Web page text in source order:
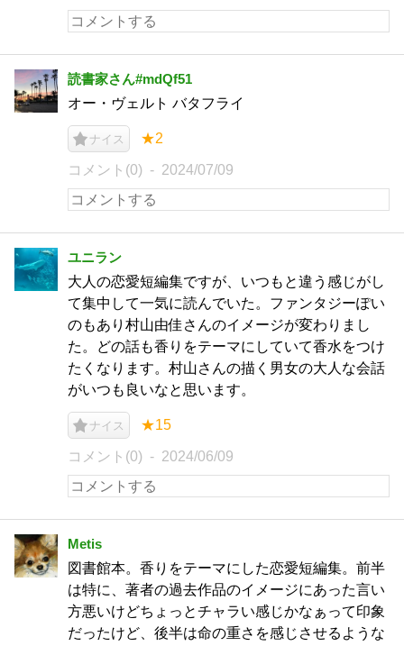
読書家さん#mdQf51
オー・ヴェルト バタフライ
ナイス ★2
コメント(0) 2024/07/09
ユニラン
大人の恋愛短編集ですが、いつもと違う感じがし
て集中して一気に読んでいた。ファンタジーぽい
のもあり村山由佳さんのイメージが変わりまし
た。どの話も香りをテーマにしていて香水をつけ
たくなります。村山さんの描く男女の大人な会話
がいつも良いなと思います。
ナイス ★15
コメント(0) 2024/06/09
Metis
図書館本。香りをテーマにした恋愛短編集。前半
は特に、著者の過去作品のイメージにあった言い
方悪いけどちょっとチャラい感じかなぁって印象
だったけど、後半は命の重さを感じさせるような